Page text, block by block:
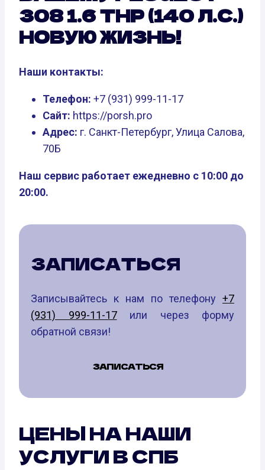
308 1.6 THP (140 Л.С.)
НОВУЮ ЖИЗНЬ!
Наши контакты:
Телефон: +7 (931) 999-11-17
Сайт: https://porsh.pro
Адрес: г. Санкт-Петербург, Улица Салова,
70Б
Наш сервис работает ежедневно с 10:00 до
20:00.
ЗАПИСАТЬСЯ
Записывайтесь к нам по телефону +7
(931) 999-11-17или через форму
обратной связи!
ЗАПИСАТЬСЯ
ЦЕНЫ НА НАШИ
УСЛУГИ В СПБ